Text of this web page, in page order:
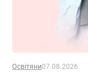
Освітяни07.08.2026